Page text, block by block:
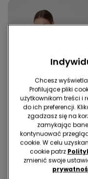
2 Kolor/-y
Body z Cienkimi
Chcesz
Profilujące pliki
użytkownikom treści i
do ich preferencji.
zgadzasz się na
zamykając
kontynuować
cookie. W celu
cookie patrz
zmienić swoje